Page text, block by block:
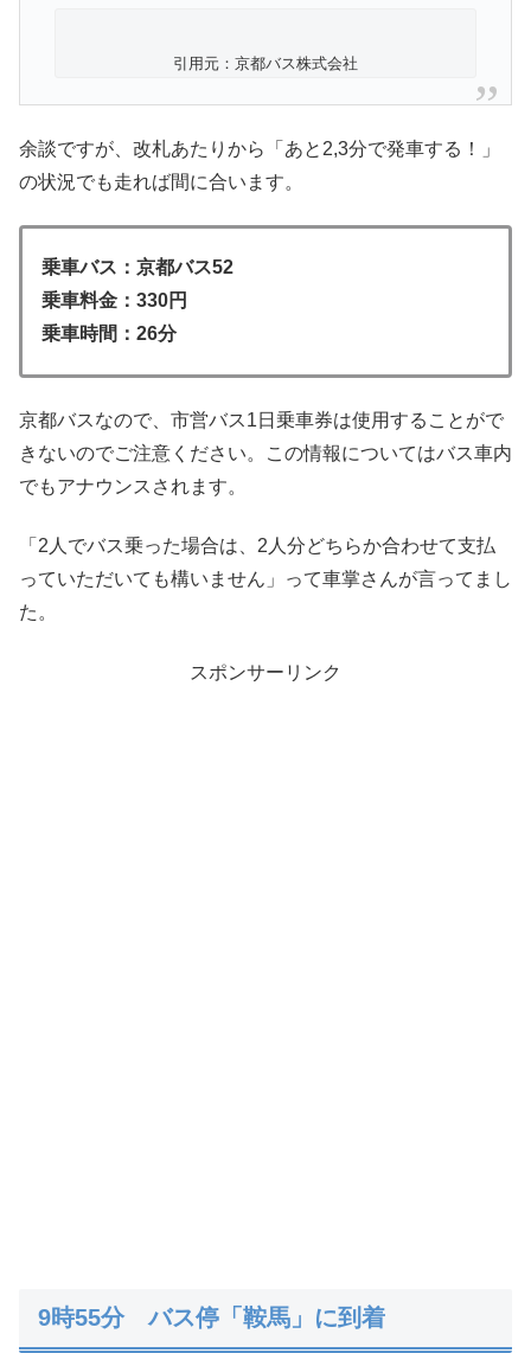
引用元：京都バス株式会社
余談ですが、改札あたりから「あと2,3分で発車する！」
の状況でも走れば間に合います。
乗車バス：京都バス52
乗車料金：330円
乗車時間：26分
京都バスなので、市営バス1日乗車券は使用することがで
きないのでご注意ください。この情報についてはバス車内
でもアナウンスされます。
「2人でバス乗った場合は、2人分どちらか合わせて支払
っていただいても構いません」って車掌さんが言ってまし
た。
スポンサーリンク
9時55分 バス停「鞍馬」に到着